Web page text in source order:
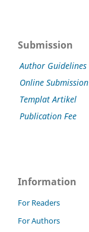
Submission
Author Guidelines
Online Submission
Templat Artikel
Publication Fee
Information
For Readers
For Authors